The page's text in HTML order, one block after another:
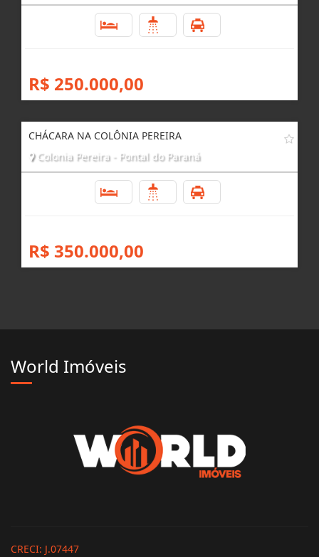
R$ 250.000,00
CHÁCARA NA COLÔNIA PEREIRA
Colonia Pereira - Pontal do Paraná
R$ 350.000,00
World Imóveis
CRECI: J.07447